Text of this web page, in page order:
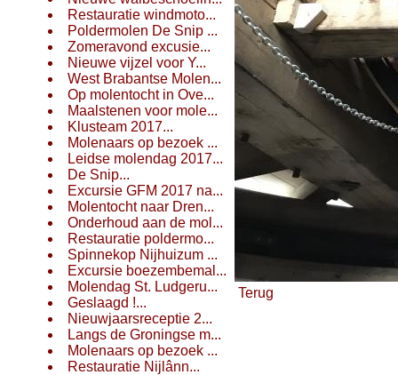
Restauratie windmoto...
Poldermolen De Snip ...
Zomeravond excusie...
Nieuwe vijzel voor Y...
West Brabantse Molen...
Op molentocht in Ove...
Maalstenen voor mole...
Klusteam 2017...
Molenaars op bezoek ...
Leidse molendag 2017...
De Snip...
Excursie GFM 2017 na...
Molentocht naar Dren...
Onderhoud aan de mol...
Restauratie poldermo...
Spinnekop Nijhuizum ...
Excursie boezembemal...
Molendag St. Ludgeru...
Geslaagd !...
Nieuwjaarsreceptie 2...
Langs de Groningse m...
Molenaars op bezoek ...
Restauratie Nijlânn...
Terug